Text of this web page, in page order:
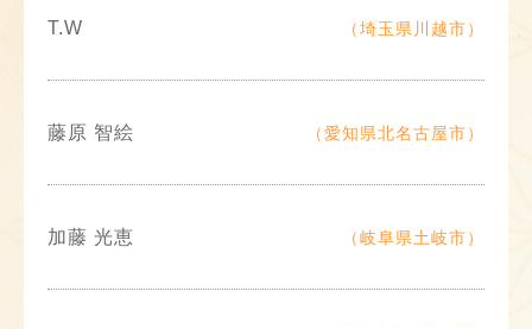
T.W （埼玉県川越市）
藤原 智絵 （愛知県北名古屋市）
加藤 光恵 （岐阜県土岐市）